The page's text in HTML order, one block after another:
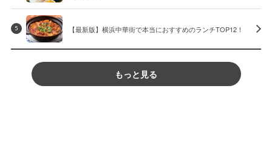
5 【最新版】横浜中華街で本当におすすめのランチTOP12！
もっと見る